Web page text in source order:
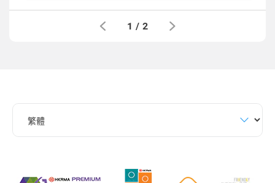
1 / 2